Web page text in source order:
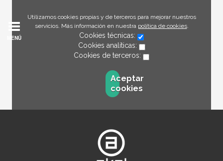
Utilizamos cookies propias y de terceros para mejorar nuestros
servicios. Más información en nuestra política de cookies.
Cookies técnicas:
Cookies analíticas:
Cookies de terceros:
Aceptar
cookies
MENÚ